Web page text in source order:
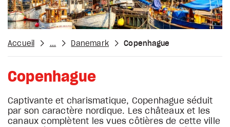
Accueil ... Danemark Copenhague
Copenhague
Captivante et charismatique, Copenhague séduit
par son caractère nordique. Les châteaux et les
canaux complètent les vues côtières de cette ville